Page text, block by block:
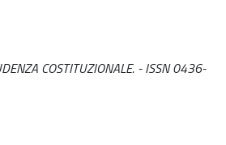
COSTITUZIONALE. - ISSN 0436-